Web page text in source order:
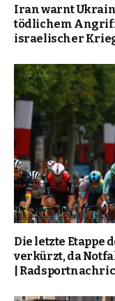
Iran warnt
tödlichem Angriff
israelischer
Die letzte Etappe
verkürzt, da
|